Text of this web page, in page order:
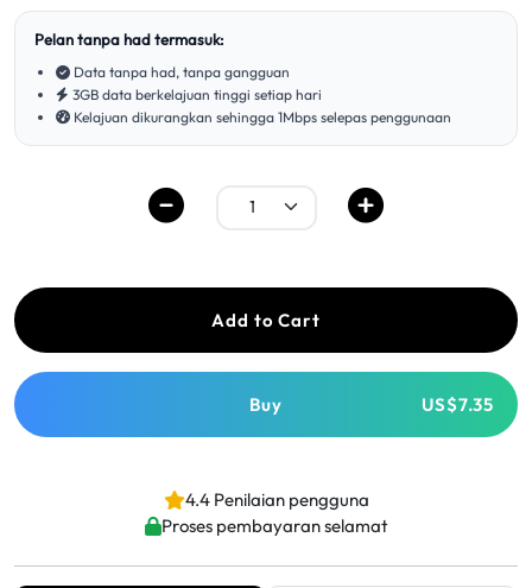
Pelan tanpa had termasuk:
Data tanpa had, tanpa gangguan
3GB data berkelajuan tinggi setiap hari
Kelajuan dikurangkan sehingga 1Mbps selepas penggunaan
Add to Cart
Buy US$7.35
4.4 Penilaian pengguna
Proses pembayaran selamat